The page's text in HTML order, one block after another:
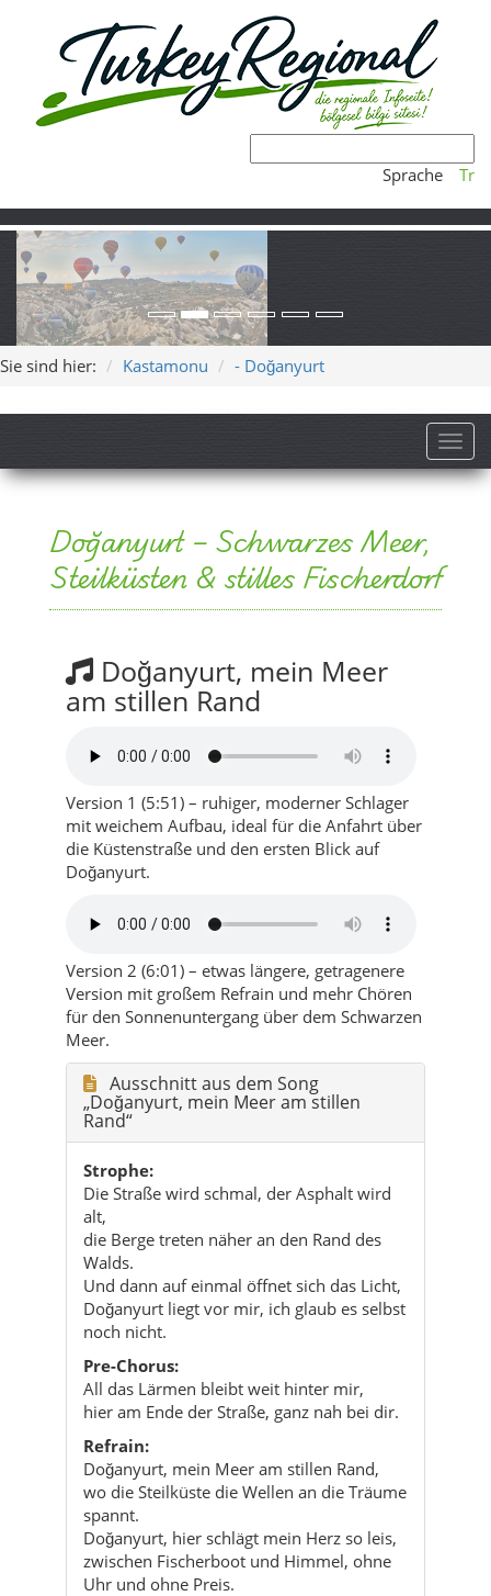
Sprache Tr
Sie sind hier: Kastamonu - Doğanyurt
Doğanyurt – Schwarzes Meer,
Steilküsten & stilles Fischerdorf
Doğanyurt, mein Meer
am stillen Rand
Version 1 (5:51) – ruhiger, moderner Schlager
mit weichem Aufbau, ideal für die Anfahrt über
die Küstenstraße und den ersten Blick auf
Doğanyurt.
Version 2 (6:01) – etwas längere, getragenere
Version mit großem Refrain und mehr Chören
für den Sonnenuntergang über dem Schwarzen
Meer.
Ausschnitt aus dem Song
„Doğanyurt, mein Meer am stillen
Rand“
Strophe:
Die Straße wird schmal, der Asphalt wird
alt,
die Berge treten näher an den Rand des
Walds.
Und dann auf einmal öffnet sich das Licht,
Doğanyurt liegt vor mir, ich glaub es selbst
noch nicht.
Pre-Chorus:
All das Lärmen bleibt weit hinter mir,
hier am Ende der Straße, ganz nah bei dir.
Refrain:
Doğanyurt, mein Meer am stillen Rand,
wo die Steilküste die Wellen an die Träume
spannt.
Doğanyurt, hier schlägt mein Herz so leis,
zwischen Fischerboot und Himmel, ohne
Uhr und ohne Preis.